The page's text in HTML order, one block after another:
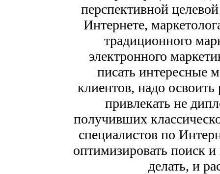
перспективной
Интернете,
традиционного
электронного
писать интересные
клиентов, надо
привлекать не
получивших
специалистов по
оптимизировать поиск
делать, и